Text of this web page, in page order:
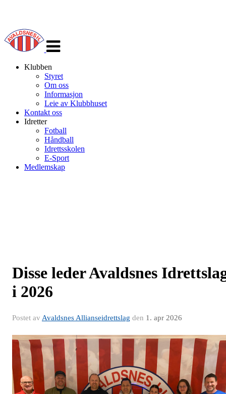
navigasjon
Klubben
Styret
Om oss
Informasjon
Leie av Klubbhuset
Kontakt oss
Idretter
Fotball
Håndball
Idrettsskolen
E-Sport
Medlemskap
Disse leder Avaldsnes
i 2026
Postet av Avaldsnes Allianseidrettslag den 1. apr 2026